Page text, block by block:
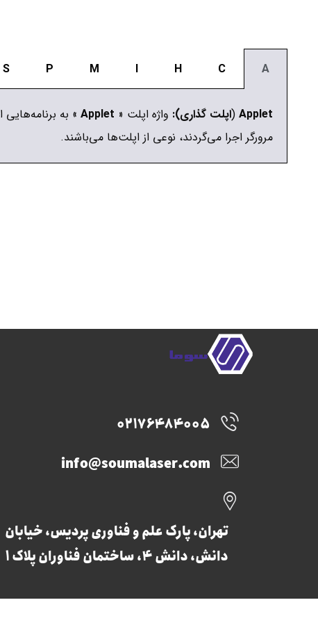
A
C
H
I
M
P
S
Applet
(اپلت گذاری): واژه اپلت « Applet‌» به
مرورگر اجرا مي‌گردند، نوعي از اپلت‌ها مي‌باشند.
02176484005
info@soumalaser.com
تهران، پارک علم و فناوری پردیس، خیابان
دانش، دانش 4، ساختمان فناوران پلاک 1